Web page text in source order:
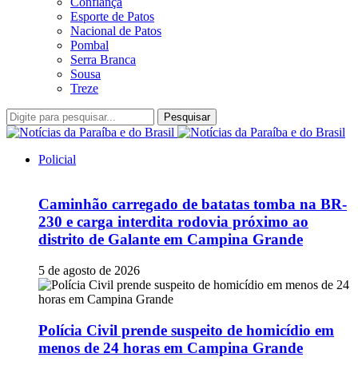
Esporte de Patos
Nacional de Patos
Pombal
Serra Branca
Sousa
Treze
Pesquisar
Policial
Caminhão carregado de batatas tomba na BR-
230 e carga interdita rodovia próximo ao
distrito de Galante em Campina Grande
5 de agosto de 2026
Polícia Civil prende suspeito de homicídio em
menos de 24 horas em Campina Grande